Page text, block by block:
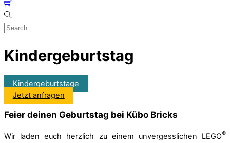
Kindergeburtstag
Kindergeburtstage
Jetzt anfragen
Feier deinen Geburtstag bei Kübo Bricks
Wir laden euch herzlich zu einem unvergesslichen LEGO®